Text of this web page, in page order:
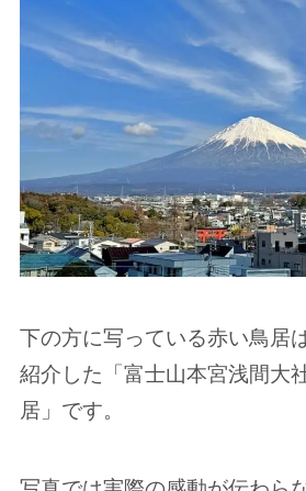
下の方に写っている赤い鳥居は
紹介した「富士山本宮浅間大
居」です。